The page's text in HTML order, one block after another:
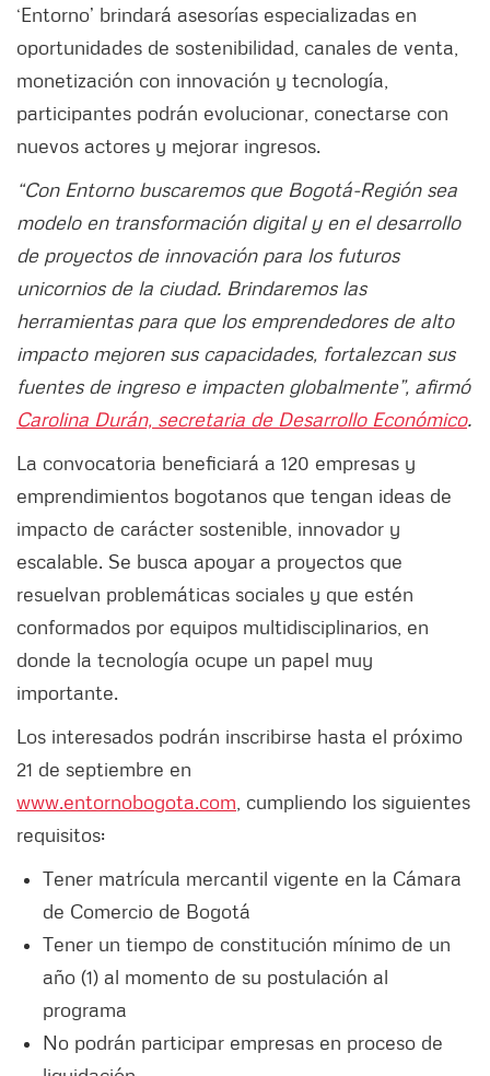
‘Entorno’ brindará asesorías especializadas en
oportunidades de sostenibilidad, canales de venta,
monetización con innovación y tecnología,
participantes podrán evolucionar, conectarse con
nuevos actores y mejorar ingresos.
“Con Entorno buscaremos que Bogotá-Región sea
modelo en transformación digital y en el desarrollo
de proyectos de innovación para los futuros
unicornios de la ciudad. Brindaremos las
herramientas para que los emprendedores de alto
impacto mejoren sus capacidades, fortalezcan sus
fuentes de ingreso e impacten globalmente”, afirmó
Carolina Durán, secretaria de Desarrollo Económico.
La convocatoria beneficiará a 120 empresas y
emprendimientos bogotanos que tengan ideas de
impacto de carácter sostenible, innovador y
escalable. Se busca apoyar a proyectos que
resuelvan problemáticas sociales y que estén
conformados por equipos multidisciplinarios, en
donde la tecnología ocupe un papel muy
importante.
Los interesados podrán inscribirse hasta el próximo
21 de septiembre en
www.entornobogota.com , cumpliendo los siguientes
requisitos:
Tener matrícula mercantil vigente en la Cámara
de Comercio de Bogotá
Tener un tiempo de constitución mínimo de un
año (1) al momento de su postulación al
programa
No podrán participar empresas en proceso de